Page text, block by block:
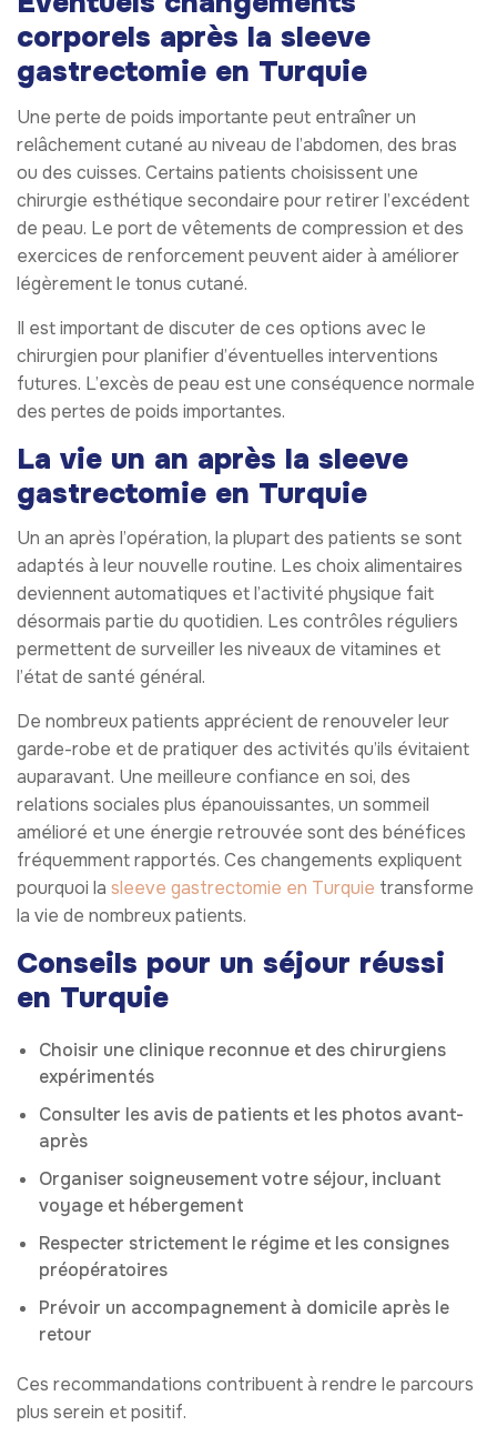
corporels après la sleeve
gastrectomie en Turquie
Une perte de poids importante peut entraîner un
relâchement cutané au niveau de l’abdomen, des bras
ou des cuisses. Certains patients choisissent une
chirurgie esthétique secondaire pour retirer l’excédent
de peau. Le port de vêtements de compression et des
exercices de renforcement peuvent aider à améliorer
légèrement le tonus cutané.
Il est important de discuter de ces options avec le
chirurgien pour planifier d’éventuelles interventions
futures. L’excès de peau est une conséquence normale
des pertes de poids importantes.
La vie un an après la sleeve
gastrectomie en Turquie
Un an après l’opération, la plupart des patients se sont
adaptés à leur nouvelle routine. Les choix alimentaires
deviennent automatiques et l’activité physique fait
désormais partie du quotidien. Les contrôles réguliers
permettent de surveiller les niveaux de vitamines et
l’état de santé général.
De nombreux patients apprécient de renouveler leur
garde-robe et de pratiquer des activités qu’ils évitaient
auparavant. Une meilleure confiance en soi, des
relations sociales plus épanouissantes, un sommeil
amélioré et une énergie retrouvée sont des bénéfices
fréquemment rapportés. Ces changements expliquent
pourquoi la sleeve gastrectomie en Turquie transforme
la vie de nombreux patients.
Conseils pour un séjour réussi
en Turquie
Choisir une clinique reconnue et des chirurgiens
expérimentés
Consulter les avis de patients et les photos avant-
après
Organiser soigneusement votre séjour, incluant
voyage et hébergement
Respecter strictement le régime et les consignes
préopératoires
Prévoir un accompagnement à domicile après le
retour
Ces recommandations contribuent à rendre le parcours
plus serein et positif.